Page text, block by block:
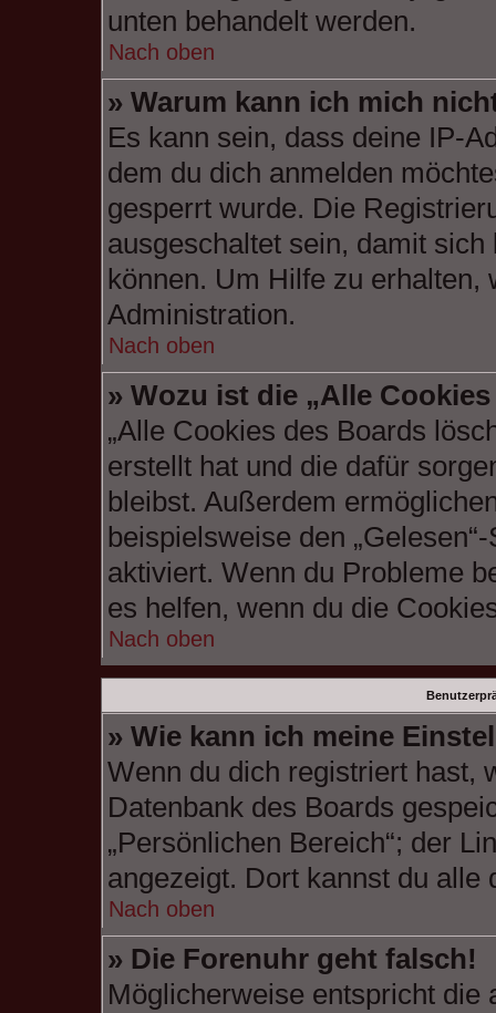
unten behandelt werden.
Nach oben
» Warum kann ich mich
Es kann sein, dass deine IP-
dem du dich anmelden
gesperrt wurde. Die
ausgeschaltet sein, damit
können. Um Hilfe zu erhalten,
Administration.
Nach oben
» Wozu ist die „Alle
„Alle Cookies des Boards
erstellt hat und die dafür
bleibst. Außerdem
beispielsweise den
aktiviert. Wenn du Probleme
es helfen, wenn du die
Nach oben
» Wie kann ich meine
Wenn du dich registriert hast,
Datenbank des Boards
„Persönlichen Bereich“; der
angezeigt. Dort kannst du alle
Nach oben
» Die Forenuhr geht falsch!
Möglicherweise entspricht die